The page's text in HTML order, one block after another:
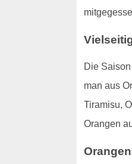
Die
man aus
Tiramisu,
Orangen